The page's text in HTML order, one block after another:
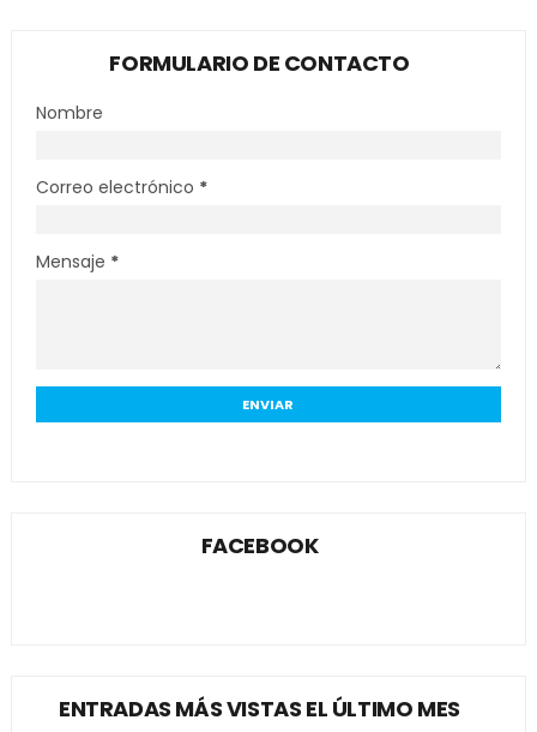
FORMULARIO DE CONTACTO
Nombre
Correo electrónico *
Mensaje *
FACEBOOK
ENTRADAS MÁS VISTAS EL ÚLTIMO MES